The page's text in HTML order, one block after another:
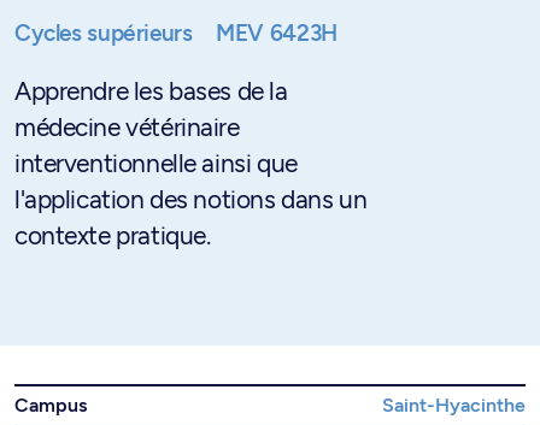
Cycles supérieurs MEV 6423H
Apprendre les bases de la
médecine vétérinaire
interventionnelle ainsi que
l'application des notions dans un
contexte pratique.
Campus
Saint-Hyacinthe